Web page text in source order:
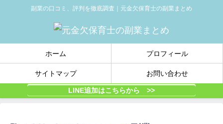
副業の口コミ、評判を徹底調査｜元金欠保育士の副業まとめ
ホーム プロフィール
サイトマップ お問い合わせ
LINE追加はこちらから >>